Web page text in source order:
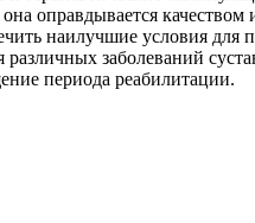
оправдывается
наилучшие условия для
заболеваний
периода реабилитации.